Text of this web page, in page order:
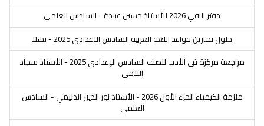
دفتر النفي 2026 للأستاذ حسين عبيدة - السادس العلمي
حلول تمارين قواعد اللغة العربية السادس الاعدادي 2025 - تسلا
مراجعة مركزة في الأدب للصف السادس الإعدادي 2025 - الأستاذ سجاد
اللامي
ملزمة الكيمياء الجزء الأول 2026 - الأستاذ نور الدين الدليمي - السادس
العلمي